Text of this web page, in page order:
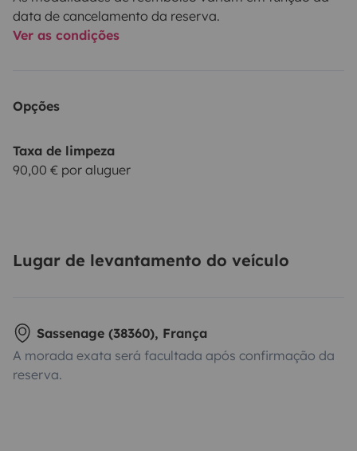
data de cancelamento da reserva.
Ver as condições
Opções
Taxa de limpeza
90,00 € por aluguer
Lugar de levantamento do veículo
Sassenage (38360), França
A morada exata será facultada após confirmação da
reserva.